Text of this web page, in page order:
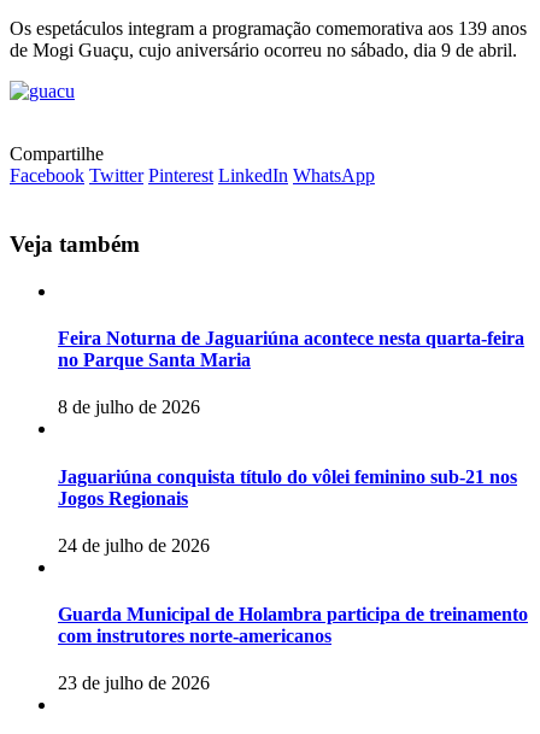
Os espetáculos integram a programação comemorativa aos 139 anos
de Mogi Guaçu, cujo aniversário ocorreu no sábado, dia 9 de abril.
Compartilhe
Facebook Twitter Pinterest LinkedIn WhatsApp
Veja também
Feira Noturna de Jaguariúna acontece nesta quarta-feira
no Parque Santa Maria
8 de julho de 2026
Jaguariúna conquista título do vôlei feminino sub-21 nos
Jogos Regionais
24 de julho de 2026
Guarda Municipal de Holambra participa de treinamento
com instrutores norte-americanos
23 de julho de 2026